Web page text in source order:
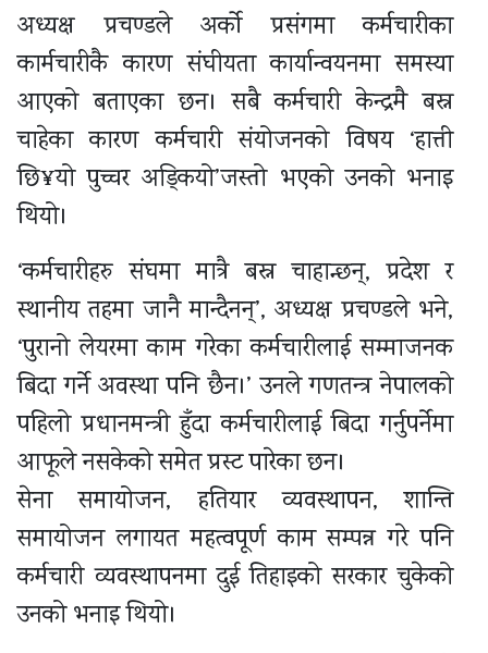
अध्यक्ष प्रचण्डले अर्को प्रसंगमा कर्मचारीका
कार्मचारीकै कारण संघीयता कार्यान्वयनमा समस्या
आएको बताएका छन। सबै कर्मचारी केन्द्रमै बस्न
चाहेका कारण कर्मचारी संयोजनको विषय ‘हात्ती
छि¥यो पुच्चर अड्कियो’जस्तो भएको उनको भनाइ
थियो।
‘कर्मचारीहरु संघमा मात्रै बस्न चाहान्छन्, प्रदेश र
स्थानीय तहमा जानै मान्दैनन्’, अध्यक्ष प्रचण्डले भने,
‘पुरानो लेयरमा काम गरेका कर्मचारीलाई सम्माजनक
बिदा गर्ने अवस्था पनि छैन।’ उनले गणतन्त्र नेपालको
पहिलो प्रधानमन्त्री हुँदा कर्मचारीलाई बिदा गर्नुपर्नेमा
आफूले नसकेको समेत प्रस्ट पारेका छन।
सेना समायोजन, हतियार व्यवस्थापन, शान्ति
समायोजन लगायत महत्वपूर्ण काम सम्पन्न गरे पनि
कर्मचारी व्यवस्थापनमा दुई तिहाइको सरकार चुकेको
उनको भनाइ थियो।